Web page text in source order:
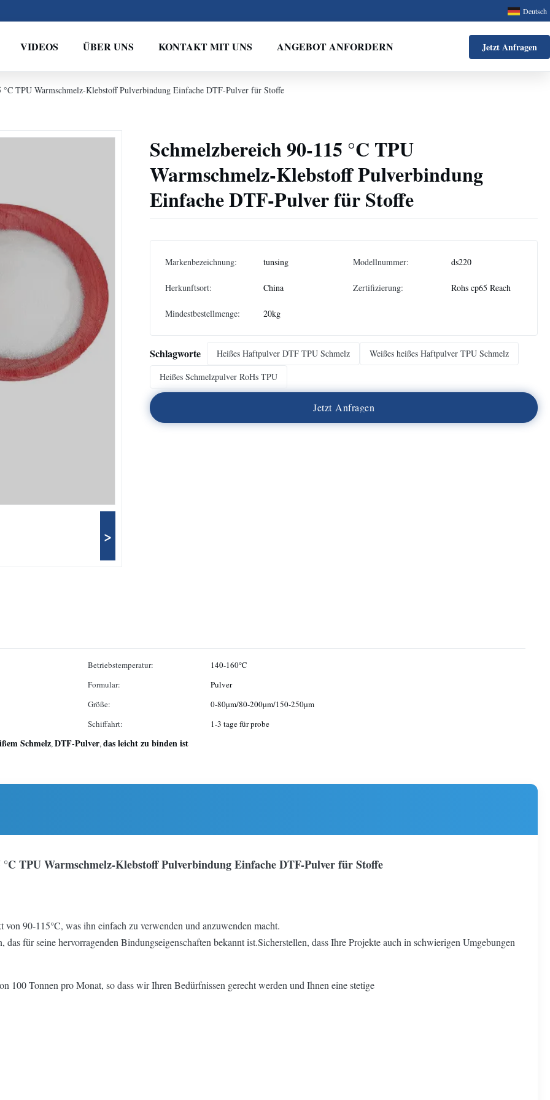
Deutsch
VIDEOS ÜBER UNS KONTAKT MIT UNS ANGEBOT ANFORDERN Jetzt Anfragen
°C TPU Warmschmelz-Klebstoff Pulverbindung Einfache DTF-Pulver für Stoffe
>
Schmelzbereich 90-115 °C TPU
Warmschmelz-Klebstoff Pulverbindung
Einfache DTF-Pulver für Stoffe
Markenbezeichnung: tunsing Modellnummer: ds220
Herkunftsort: China Zertifizierung: Rohs cp65 Reach
Mindestbestellmenge: 20kg
Schlagworte Heißes Haftpulver DTF TPU Schmelz
Weißes heißes Haftpulver TPU Schmelz
Heißes Schmelzpulver RoHs TPU
Jetzt Anfragen
Betriebstemperatur:
140-160℃
Formular:
Pulver
Größe:
0-80µm/80-200µm/150-250µm
Schiffahrt:
1-3 tage für probe
Schmelz,DTF-Pulver,das leicht zu binden ist
°C TPU Warmschmelz-Klebstoff Pulverbindung Einfache DTF-Pulver für Stoffe
90-115°C, was ihn einfach zu verwenden und anzuwenden macht.
für seine hervorragenden Bindungseigenschaften bekannt ist.Sicherstellen, dass Ihre Projekte auch in schwierigen Umgebungen
100 Tonnen pro Monat, so dass wir Ihren Bedürfnissen gerecht werden und Ihnen eine stetige